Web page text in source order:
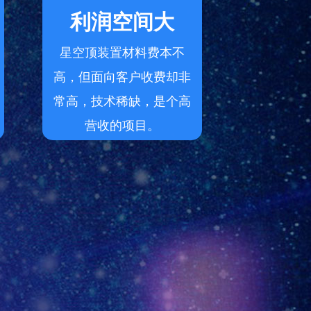
利润空间大
星空顶装置材料费本不
高，但面向客户收费却非
常高，技术稀缺，是个高
营收的项目。